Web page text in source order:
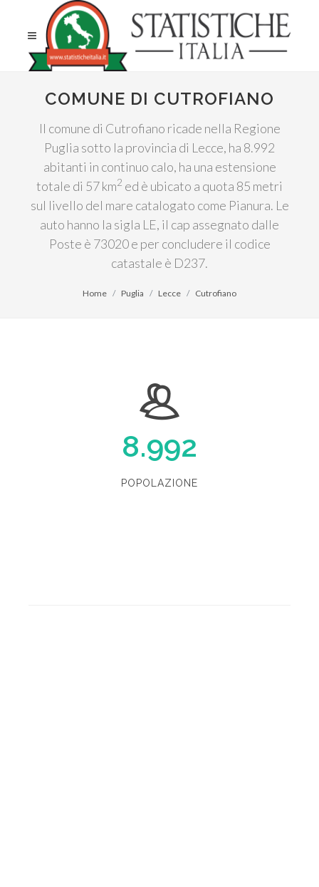
COMUNE DI CUTROFIANO
Il comune di Cutrofiano ricade nella Regione
Puglia sotto la provincia di Lecce, ha 8.992
abitanti in continuo calo, ha una estensione
totale di 57 km2 ed è ubicato a quota 85 metri
sul livello del mare catalogato come Pianura. Le
auto hanno la sigla LE, il cap assegnato dalle
Poste è 73020 e per concludere il codice
catastale è D237.
Home Puglia Lecce Cutrofiano
8.992
POPOLAZIONE